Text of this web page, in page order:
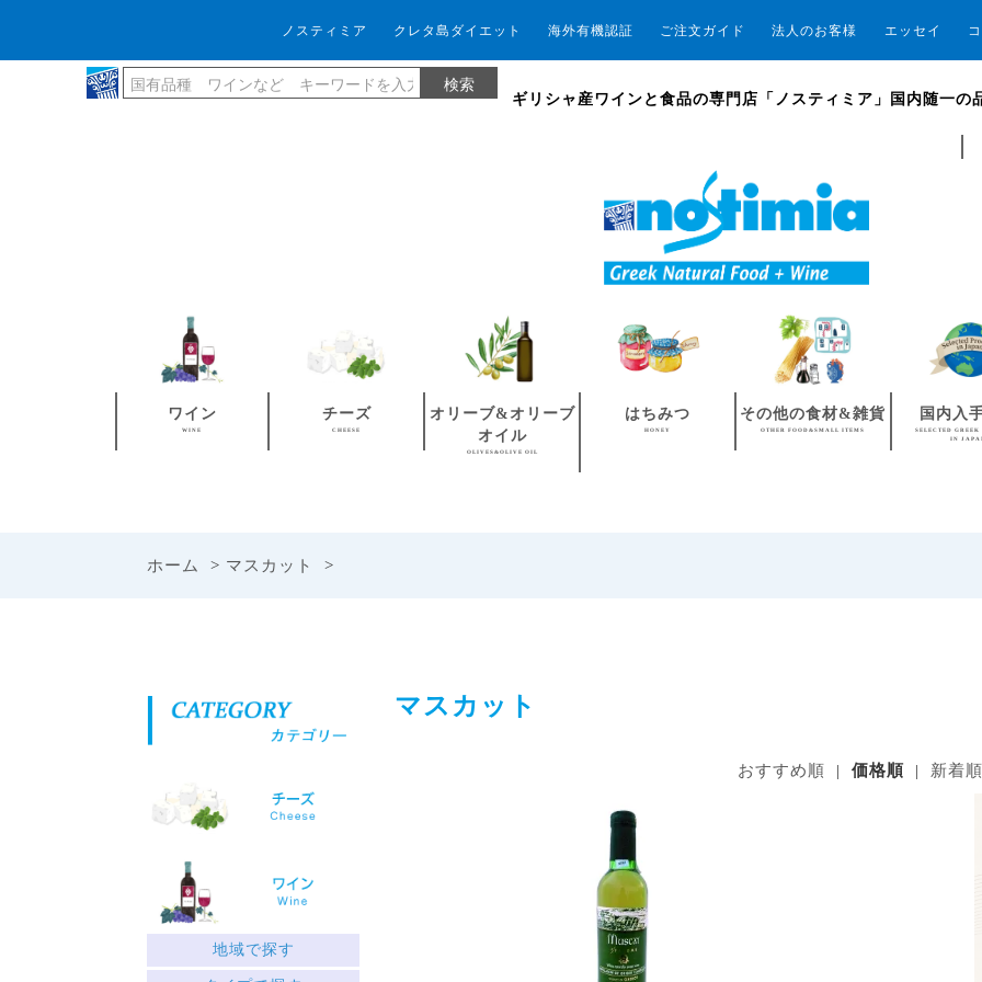
エッセイ
法人のお客様
ご注文ガイド
海外有機認証
クレタ島ダイエット
ノスティミア
ギリシャ産ワインと食品の専門店「ノスティミア」国内随一
ワイン
WINE
チーズ
CHEESE
オリーブ&オリーブ
オイル
OLIVES&OLIVE OIL
はちみつ
HONEY
その他の食材&雑貨
OTHER FOOD&SMALL ITEMS
国内入
SELECTED GREEK
IN
ホーム > マスカット >
マスカット
おすすめ順 | 価格順 | 新着順
地域で探す
ギリシャ北部